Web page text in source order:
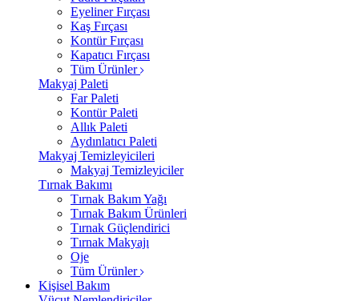
Eyeliner Fırçası
Kaş Fırçası
Kontür Fırçası
Kapatıcı Fırçası
Tüm Ürünler
Makyaj Paleti
Far Paleti
Kontür Paleti
Allık Paleti
Aydınlatıcı Paleti
Makyaj Temizleyicileri
Makyaj Temizleyiciler
Tırnak Bakımı
Tırnak Bakım Yağı
Tırnak Bakım Ürünleri
Tırnak Güçlendirici
Tırnak Makyajı
Oje
Tüm Ürünler
Kişisel Bakım